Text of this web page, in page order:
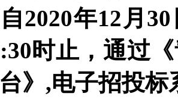
2020年12 月 30
时止，通过
》 ,电子招投标